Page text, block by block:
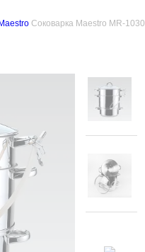
Соковарка Maestro MR-1030